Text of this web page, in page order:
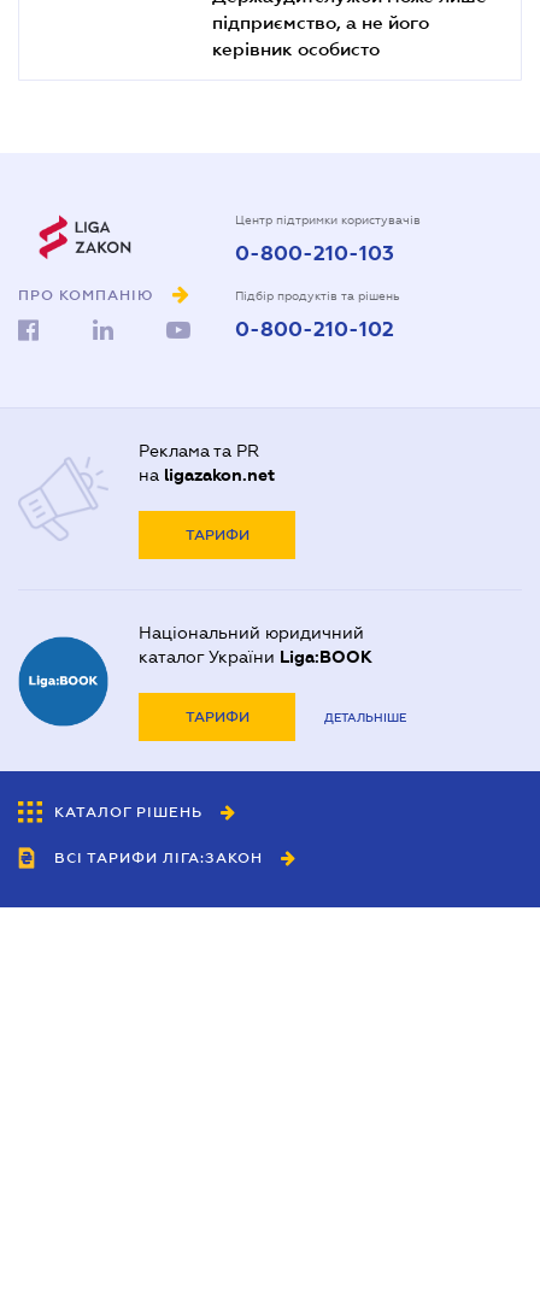
підприємство, а не його
керівник особисто
ПРО КОМПАНІЮ
Центр підтримки користувачів
0-800-210-103
Підбір продуктів та рішень
0-800-210-102
Реклама та PR
на ligazakon.net
ТАРИФИ
Національний юридичний
каталог України Liga:BOOK
ТАРИФИ ДЕТАЛЬНІШЕ
КАТАЛОГ РІШЕНЬ
ВСІ ТАРИФИ ЛІГА:ЗАКОН